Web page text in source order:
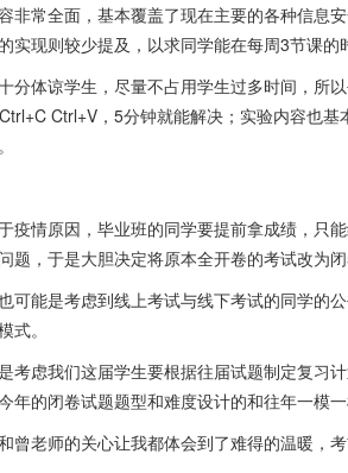
非常全面，基本覆盖了现在主要的各种信息
实现则较少提及，以求同学能在每周3节课的
分体谅学生，尽量不占用学生过多时间，所
Ctrl+V，5分钟就能解决；实验内容也
疫情原因，毕业班的同学要提前拿成绩，只
题，于是大胆决定将原本全开卷的考试改为闭
可能是考虑到线上考试与线下考试的同学的
式。
考虑我们这届学生要根据往届试题制定复习
年的闭卷试题题型和难度设计的和往年一模一
曾老师的关心让我都体会到了难得的温暖，